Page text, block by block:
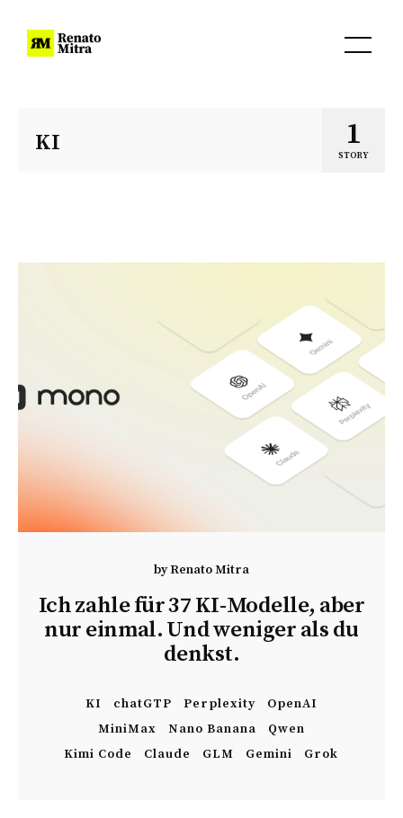
KI 1
STORY
byRenato Mitra
Ich zahle für 37 KI-Modelle, aber
nur einmal. Und weniger als du
denkst.
KI chatGTP Perplexity
OpenAI
MiniMax
Nano Banana
Qwen
Kimi Code
Claude GLM Gemini Grok